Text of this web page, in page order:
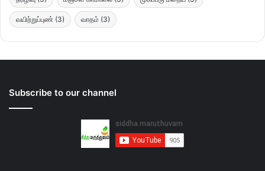
வயிற்றுப்புண் (3) வாதம் (3)
Subscribe to our channel